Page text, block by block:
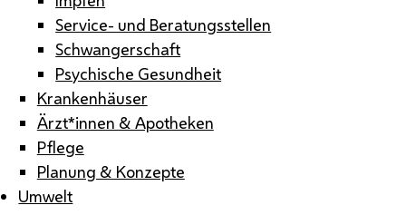
Service- und Beratungsstellen
Schwangerschaft
Psychische Gesundheit
Krankenhäuser
Ärzt*innen & Apotheken
Pflege
Planung & Konzepte
Umwelt